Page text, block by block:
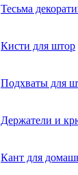
Тесьма
Кисти для штор
Подхваты для
Держатели и
Кант для